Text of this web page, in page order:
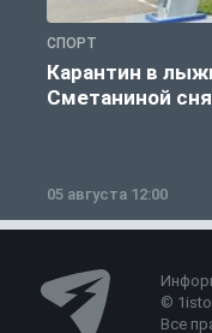
СПОРТ
Карантин в
Сметаниной
05 августа 12:00
©
Все